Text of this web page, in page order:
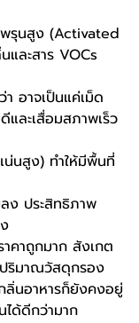
รุนสูง (Activated
ละสาร VOCs
อาจเป็นแค่เม็ด
และเสื่อมสภาพเร็ว
น่นสูง) ทำให้มีพื้นที่
ง ประสิทธิภาพ
คาถูกมาก สังเกต
ปริมาณวัสดุกรอง
ลิ่นอาหารก็ยังคงอยู่
ได้ดีกว่ามาก